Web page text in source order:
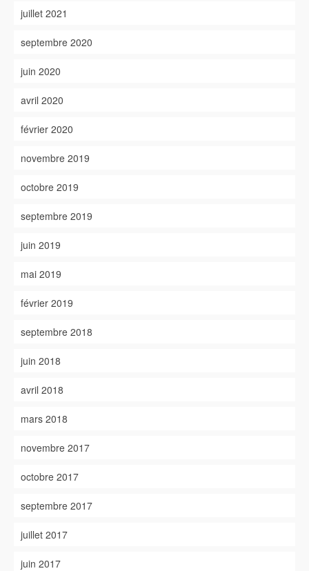
juillet 2021
septembre 2020
juin 2020
avril 2020
février 2020
novembre 2019
octobre 2019
septembre 2019
juin 2019
mai 2019
février 2019
septembre 2018
juin 2018
avril 2018
mars 2018
novembre 2017
octobre 2017
septembre 2017
juillet 2017
juin 2017